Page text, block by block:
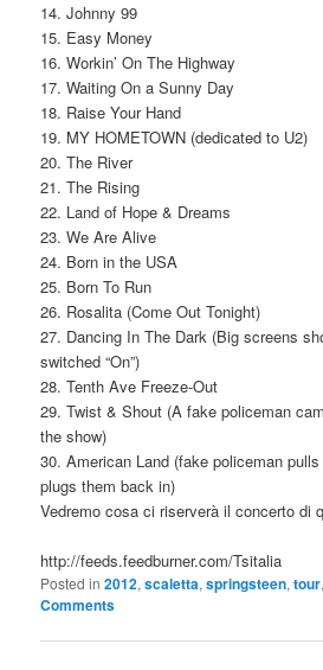
14. Johnny 99
15. Easy Money
16. Workin’ On The Highway
17. Waiting On a Sunny Day
18. Raise Your Hand
19. MY HOMETOWN (dedicated to U2)
20. The River
21. The Rising
22. Land of Hope & Dreams
23. We Are Alive
24. Born in the USA
25. Born To Run
26. Rosalita (Come Out Tonight)
27. Dancing In The Dark (Big screens
switched “On”)
28. Tenth Ave Freeze-Out
29. Twist & Shout (A fake policeman
the show)
30. American Land (fake policeman
plugs them back in)
Vedremo cosa ci riserverà il concerto di
http://feeds.feedburner.com/Tsitalia
Posted in 2012,scaletta,springsteen,tour
Comments